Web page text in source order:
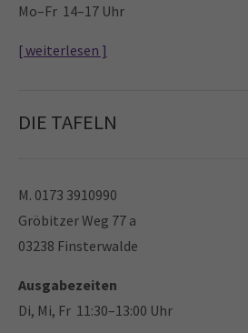
Mo–Fr 14–17 Uhr
[ weiterlesen ]
DIE TAFELN
M. 0173 3910990
Gröbitzer Weg 77 a
03238 Finsterwalde
Ausgabezeiten
Di, Mi, Fr 11:30–13:00 Uhr